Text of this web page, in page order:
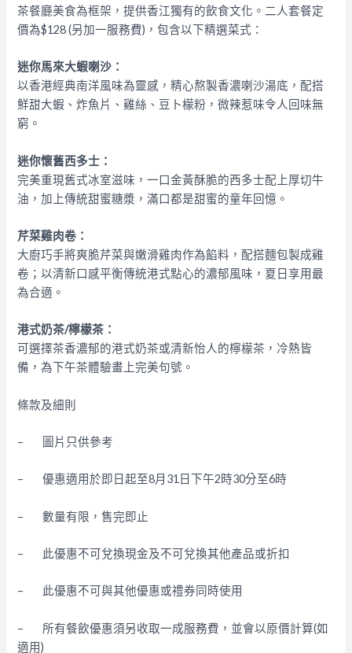
茶餐廳美食為框架，提供香江獨有的飲食文化。二人套餐定
價為$128 (另加一服務費)，包含以下精選菜式：
迷你馬來大蝦喇沙：
以香港經典南洋風味為靈感，精心熬製香濃喇沙湯底，配搭
鮮甜大蝦、炸魚片、雞絲、豆卜檬粉，微辣惹味令人回味無
窮。
迷你懷舊西多士：
完美重現舊式冰室滋味，一口金黃酥脆的西多士配上厚切牛
油，加上傳統甜蜜糖漿，滿口都是甜蜜的童年回憶。
芹菜雞肉卷：
大廚巧手將爽脆芹菜與嫩滑雞肉作為餡料，配搭麵包製成雞
卷；以清新口感平衡傳統港式點心的濃郁風味，夏日享用最
為合適。
港式奶茶/檸檬茶：
可選擇茶香濃郁的港式奶茶或清新怡人的檸檬茶，冷熱皆
備，為下午茶體驗畫上完美句號。
條款及細則
– 圖片只供參考
– 優惠適用於即日起至8月31日下午2時30分至6時
– 數量有限，售完即止
– 此優惠不可兌換現金及不可兌換其他產品或折扣
– 此優惠不可與其他優惠或禮券同時使用
– 所有餐飲優惠須另收取一成服務費，並會以原價計算(如
適用)